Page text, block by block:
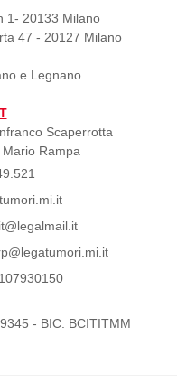
1- 20133 Milano
47 - 20127 Milano
e Legnano
Scaperrotta
Rampa
- BIC: BCITITMM